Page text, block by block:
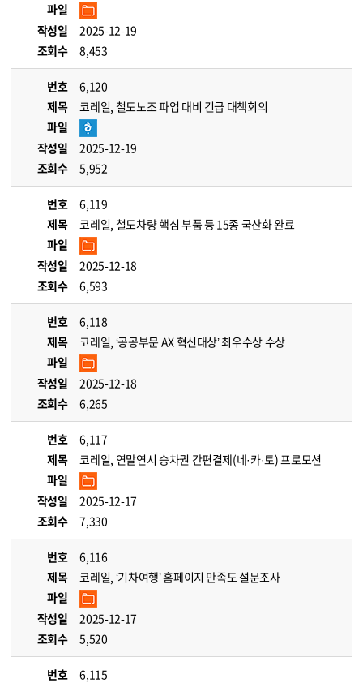
파일
작성일
2025-12-19
조회수
8,453
번호
6,120
제목
코레일, 철도노조 파업 대비 긴급 대책회의
파일
작성일
2025-12-19
조회수
5,952
번호
6,119
제목
코레일, 철도차량 핵심 부품 등 15종 국산화 완료
파일
작성일
2025-12-18
조회수
6,593
번호
6,118
제목
코레일, ‘공공부문 AX 혁신대상’ 최우수상 수상
파일
작성일
2025-12-18
조회수
6,265
번호
6,117
제목
코레일, 연말연시 승차권 간편결제(네·카·토) 프로모션
파일
작성일
2025-12-17
조회수
7,330
번호
6,116
제목
코레일, ‘기차여행’ 홈페이지 만족도 설문조사
파일
작성일
2025-12-17
조회수
5,520
번호
6,115